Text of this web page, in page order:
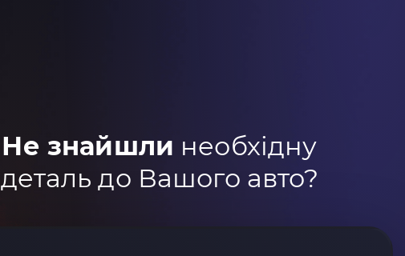
Не знайшли необхідну
деталь до Вашого авто?